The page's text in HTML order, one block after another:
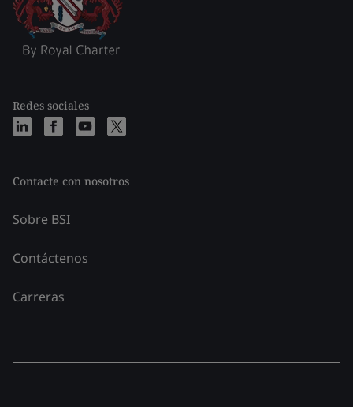
Redes sociales
Contacte con nosotros
Sobre BSI
Contáctenos
Carreras